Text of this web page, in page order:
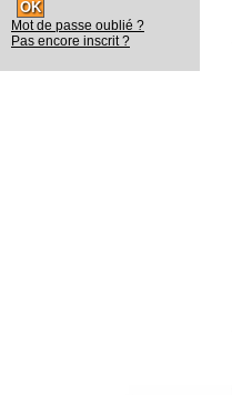
Mot de passe oublié ?
Pas encore inscrit ?